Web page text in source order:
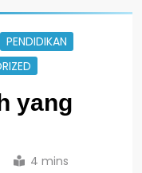
PENDIDIKAN
yang
4 mins